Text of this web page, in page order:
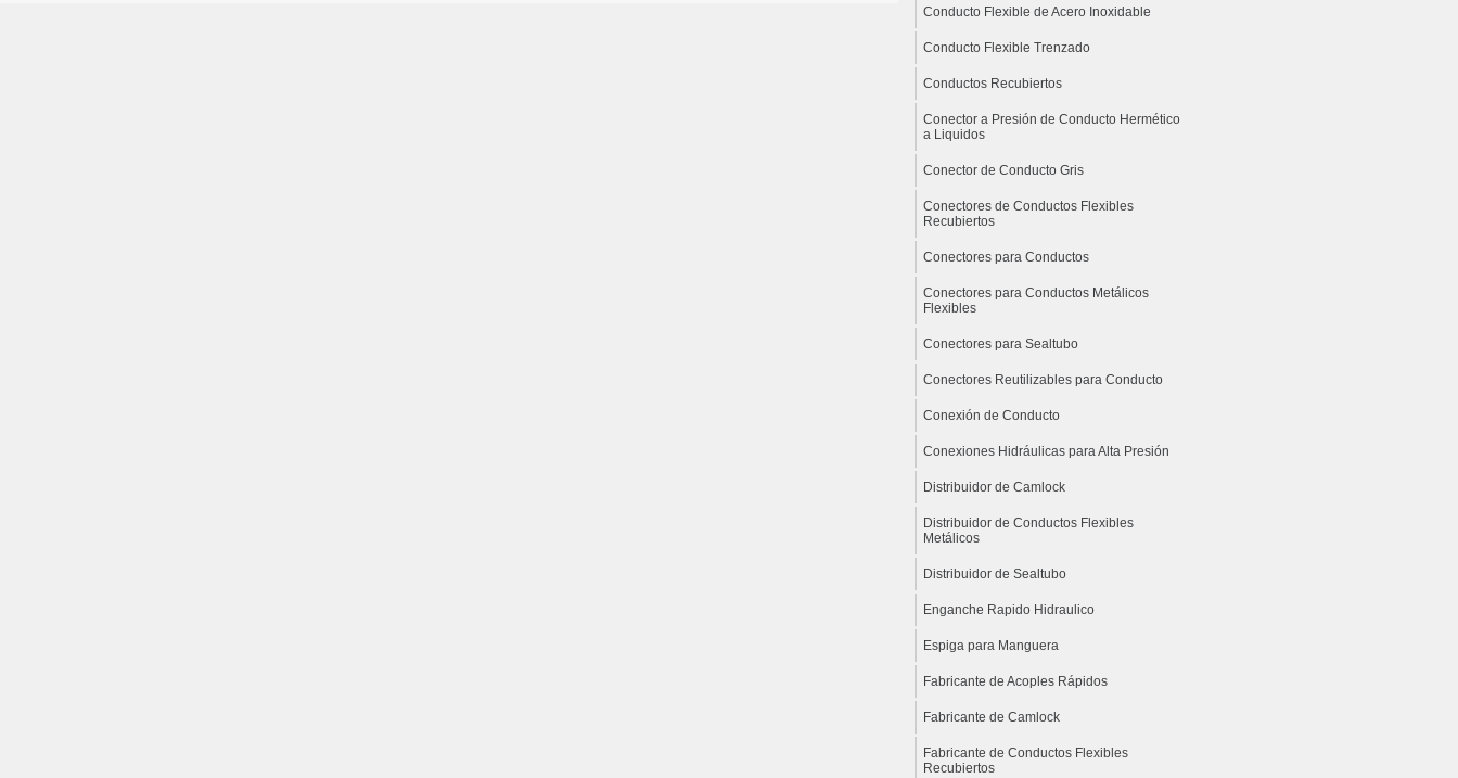
Conducto Flexible de Acero Inoxidable
Conducto Flexible Trenzado
Conductos Recubiertos
Conector a Presión de Conducto Hermético
a Liquidos
Conector de Conducto Gris
Conectores de Conductos Flexibles
Recubiertos
Conectores para Conductos
Conectores para Conductos Metálicos
Flexibles
Conectores para Sealtubo
Conectores Reutilizables para Conducto
Conexión de Conducto
Conexiones Hidráulicas para Alta Presión
Distribuidor de Camlock
Distribuidor de Conductos Flexibles
Metálicos
Distribuidor de Sealtubo
Enganche Rapido Hidraulico
Espiga para Manguera
Fabricante de Acoples Rápidos
Fabricante de Camlock
Fabricante de Conductos Flexibles
Recubiertos